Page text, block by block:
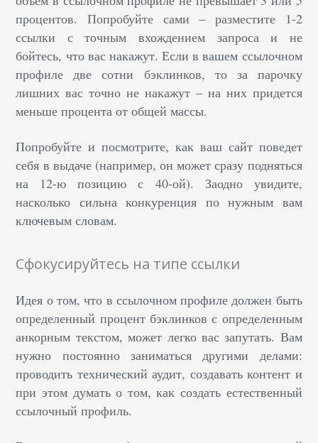
процентов. Попробуйте сами – разместите 1-2
ссылки с точным вхождением запроса и не
бойтесь, что вас накажут. Если в вашем ссылочном
профиле две сотни бэклинков, то за парочку
лишних вас точно не накажут – на них придется
меньше процента от общей массы.
Попробуйте и посмотрите, как ваш сайт поведет
себя в выдаче (например, он может сразу подняться
на 12-ю позицию с 40-ой). Заодно увидите,
насколько сильна конкуренция по нужным вам
ключевым словам.
Сфокусируйтесь на типе ссылки
Идея о том, что в ссылочном профиле должен быть
определенный процент бэклинков с определенным
анкорным текстом, может легко вас запутать. Вам
нужно постоянно заниматься другими делами:
проводить технический аудит, создавать контент и
при этом думать о том, как создать естественный
ссылочный профиль.